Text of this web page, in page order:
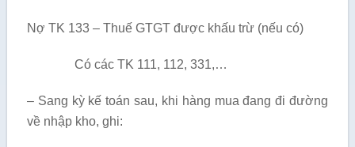
Nợ TK 133 – Thuế GTGT được khấu trừ (nếu có)
Có các TK 111, 112, 331,…
– Sang kỳ kế toán sau, khi hàng mua đang đi đường
về nhập kho, ghi: